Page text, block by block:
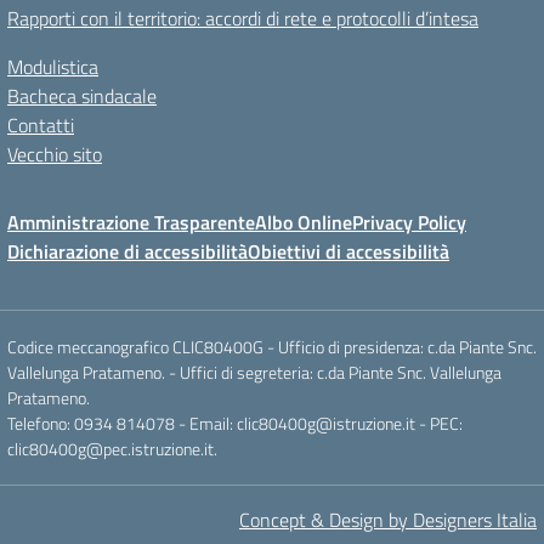
Rapporti con il territorio: accordi di rete e protocolli d’intesa
Modulistica
Bacheca sindacale
Contatti
Vecchio sito
Amministrazione TrasparenteAlbo OnlinePrivacy Policy
Dichiarazione di accessibilitàObiettivi di accessibilità
Codice meccanografico CLIC80400G - Ufficio di presidenza: c.da Piante Snc.
Vallelunga Pratameno. - Uffici di segreteria: c.da Piante Snc. Vallelunga
Pratameno.
Telefono: 0934 814078 - Email: clic80400g@istruzione.it - PEC:
clic80400g@pec.istruzione.it.
Concept & Design by Designers Italia